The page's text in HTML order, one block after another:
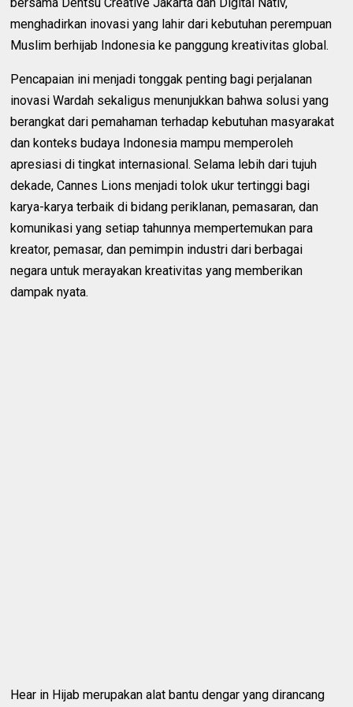
menghadirkan inovasi yang lahir dari kebutuhan perempuan
Muslim berhijab Indonesia ke panggung kreativitas global.
Pencapaian ini menjadi tonggak penting bagi perjalanan
inovasi Wardah sekaligus menunjukkan bahwa solusi yang
berangkat dari pemahaman terhadap kebutuhan masyarakat
dan konteks budaya Indonesia mampu memperoleh
apresiasi di tingkat internasional. Selama lebih dari tujuh
dekade, Cannes Lions menjadi tolok ukur tertinggi bagi
karya-karya terbaik di bidang periklanan, pemasaran, dan
komunikasi yang setiap tahunnya mempertemukan para
kreator, pemasar, dan pemimpin industri dari berbagai
negara untuk merayakan kreativitas yang memberikan
dampak nyata.
Hear in Hijab merupakan alat bantu dengar yang dirancang